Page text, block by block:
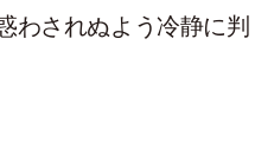
わされぬよう冷静に判